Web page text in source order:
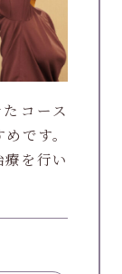
コース
です。
を行い